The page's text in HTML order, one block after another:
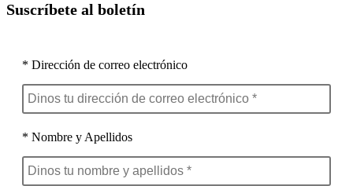
Suscríbete al boletín
* Dirección de correo electrónico
* Nombre y Apellidos